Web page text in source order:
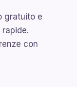
gratuito e
con